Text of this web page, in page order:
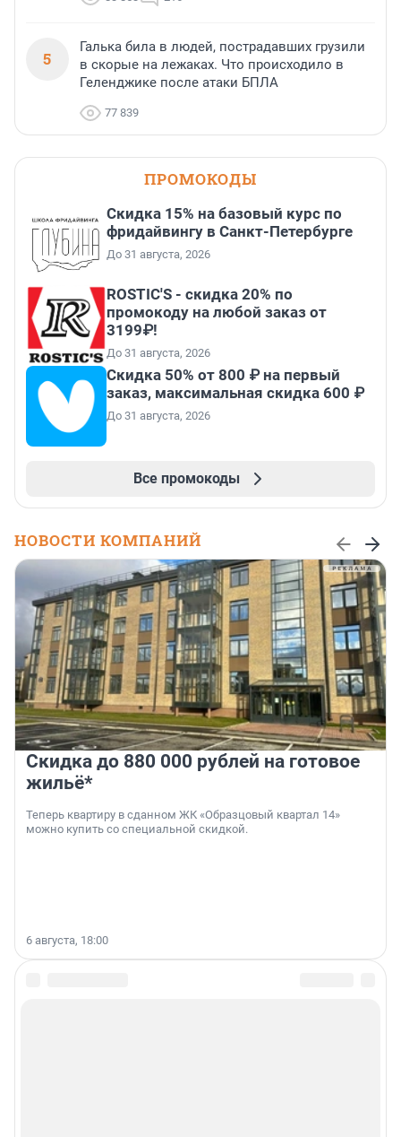
5
Галька била в людей, пострадавших грузили
в скорые на лежаках. Что происходило в
Геленджике после атаки БПЛА
77 839
ПРОМОКОДЫ
Скидка 15% на базовый курс по
фридайвингу в Санкт-Петербурге
До 31 августа, 2026
ROSTIC'S - скидка 20% по
промокоду на любой заказ от
3199₽!
До 31 августа, 2026
Скидка 50% от 800 ₽ на первый
заказ, максимальная скидка 600 ₽
До 31 августа, 2026
Все промокоды
НОВОСТИ КОМПАНИЙ
Скидка до 880 000 рублей на готовое
жильё*
Теперь квартиру в сданном ЖК «Образцовый квартал 14»
можно купить со специальной скидкой.
6 августа, 18:00